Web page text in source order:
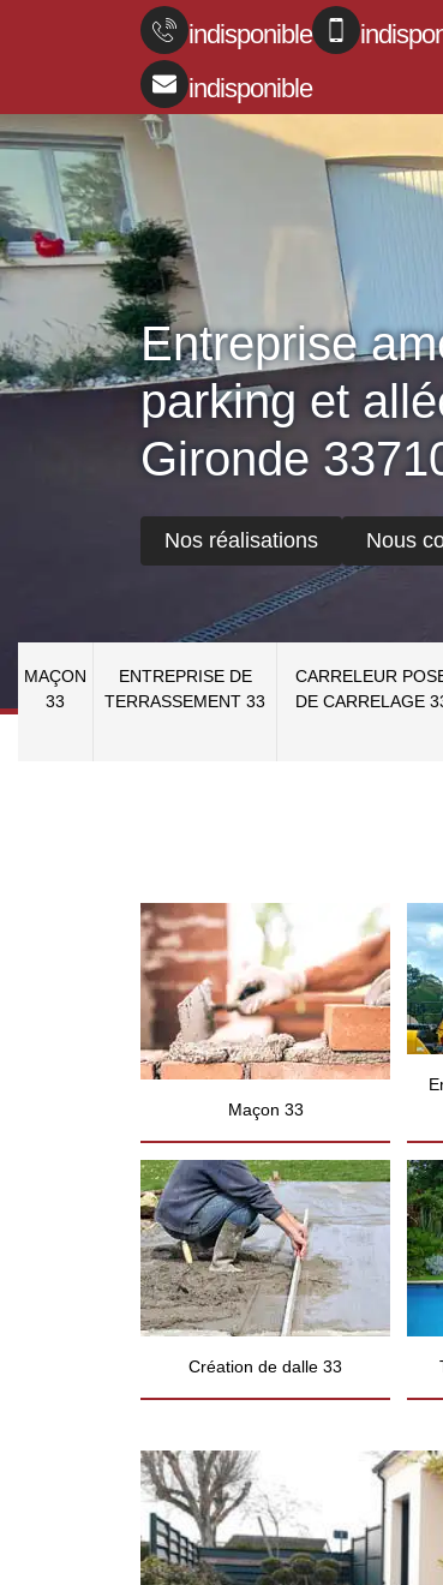
indisponible
indisponible
Entreprise
parking et
Gironde
Nos réalisations Nous
MAÇON
33
ENTREPRISE DE
TERRASSEMENT 33
CARRELEUR
DE CARRELAGE
Maçon 33
Création de dalle 33